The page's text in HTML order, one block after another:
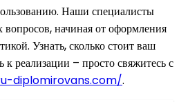
Наши специалисты
начиная от оформления
Узнать, сколько стоит ваш
к реализации – просто свяжитесь с
diplomirovans.com/.